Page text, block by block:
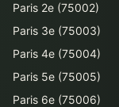
Paris 2e (75002)
Paris 3e (75003)
Paris 4e (75004)
Paris 5e (75005)
Paris 6e (75006)